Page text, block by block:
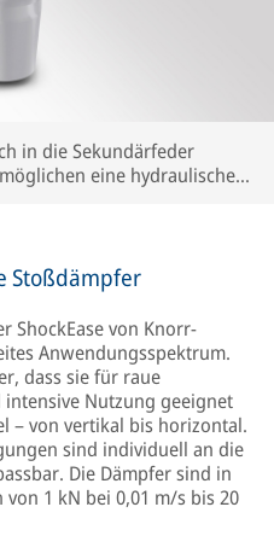
in die Sekundärfeder
eine hydraulische
Stoßdämpfer
ShockEase von Knorr-
Anwendungsspektrum.
dass sie für raue
Nutzung geeignet
– von vertikal bis horizontal.
sind individuell an die
Die Dämpfer sind in
1 kN bei 0,01 m/s bis 20